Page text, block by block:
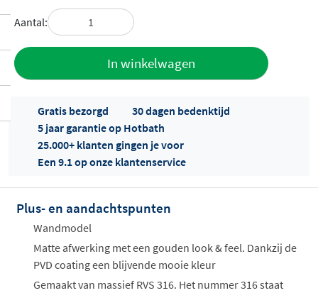
Aantal:
In winkelwagen
Offertes
ophalen...
Gratis bezorgd
30 dagen bedenktijd
5 jaar garantie op Hotbath
25.000+ klanten gingen je voor
Een 9.1 op onze klantenservice
Plus- en aandachtspunten
Wandmodel
Matte afwerking met een gouden look & feel. Dankzij de
PVD coating een blijvende mooie kleur
Gemaakt van massief RVS 316. Het nummer 316 staat